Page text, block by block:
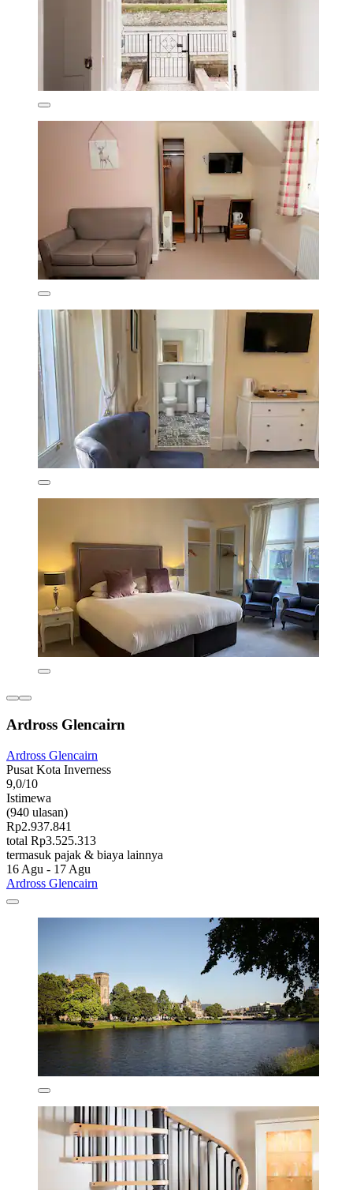
Ardross Glencairn
Ardross Glencairn
Pusat Kota Inverness
9,0/10
Istimewa
(940 ulasan)
Rp2.937.841
total Rp3.525.313
termasuk pajak & biaya lainnya
16 Agu - 17 Agu
Ardross Glencairn